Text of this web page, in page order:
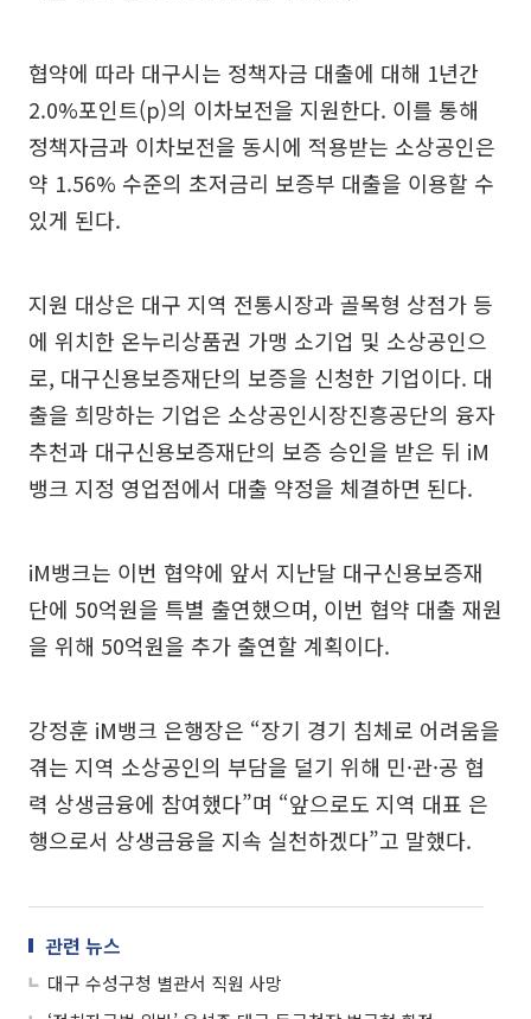
협약에 따라 대구시는 정책자금 대출에 대해 1년간
2.0%포인트(p)의 이차보전을 지원한다. 이를 통해
정책자금과 이차보전을 동시에 적용받는 소상공인은
약 1.56% 수준의 초저금리 보증부 대출을 이용할 수
있게 된다.
지원 대상은 대구 지역 전통시장과 골목형 상점가 등
에 위치한 온누리상품권 가맹 소기업 및 소상공인으
로, 대구신용보증재단의 보증을 신청한 기업이다. 대
출을 희망하는 기업은 소상공인시장진흥공단의 융자
추천과 대구신용보증재단의 보증 승인을 받은 뒤 iM
뱅크 지정 영업점에서 대출 약정을 체결하면 된다.
iM뱅크는 이번 협약에 앞서 지난달 대구신용보증재
단에 50억원을 특별 출연했으며, 이번 협약 대출 재원
을 위해 50억원을 추가 출연할 계획이다.
강정훈 iM뱅크 은행장은 “장기 경기 침체로 어려움을
겪는 지역 소상공인의 부담을 덜기 위해 민·관·공 협
력 상생금융에 참여했다”며 “앞으로도 지역 대표 은
행으로서 상생금융을 지속 실천하겠다”고 말했다.
관련 뉴스
대구 수성구청 별관서 직원 사망